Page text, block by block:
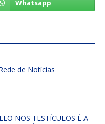
de Notícias
NOS TESTÍCULOS É A